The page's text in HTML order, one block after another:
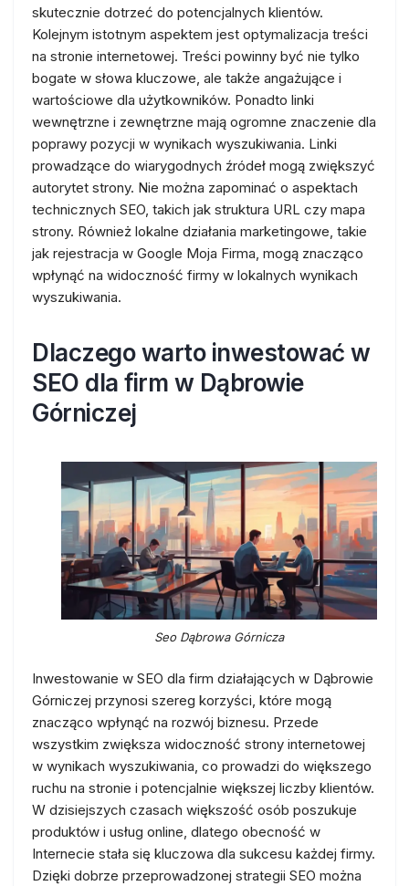
skutecznie dotrzeć do potencjalnych klientów.
Kolejnym istotnym aspektem jest optymalizacja treści
na stronie internetowej. Treści powinny być nie tylko
bogate w słowa kluczowe, ale także angażujące i
wartościowe dla użytkowników. Ponadto linki
wewnętrzne i zewnętrzne mają ogromne znaczenie dla
poprawy pozycji w wynikach wyszukiwania. Linki
prowadzące do wiarygodnych źródeł mogą zwiększyć
autorytet strony. Nie można zapominać o aspektach
technicznych SEO, takich jak struktura URL czy mapa
strony. Również lokalne działania marketingowe, takie
jak rejestracja w Google Moja Firma, mogą znacząco
wpłynąć na widoczność firmy w lokalnych wynikach
wyszukiwania.
Dlaczego warto inwestować w
SEO dla firm w Dąbrowie
Górniczej
Seo Dąbrowa Górnicza
Inwestowanie w SEO dla firm działających w Dąbrowie
Górniczej przynosi szereg korzyści, które mogą
znacząco wpłynąć na rozwój biznesu. Przede
wszystkim zwiększa widoczność strony internetowej
w wynikach wyszukiwania, co prowadzi do większego
ruchu na stronie i potencjalnie większej liczby klientów.
W dzisiejszych czasach większość osób poszukuje
produktów i usług online, dlatego obecność w
Internecie stała się kluczowa dla sukcesu każdej firmy.
Dzięki dobrze przeprowadzonej strategii SEO można